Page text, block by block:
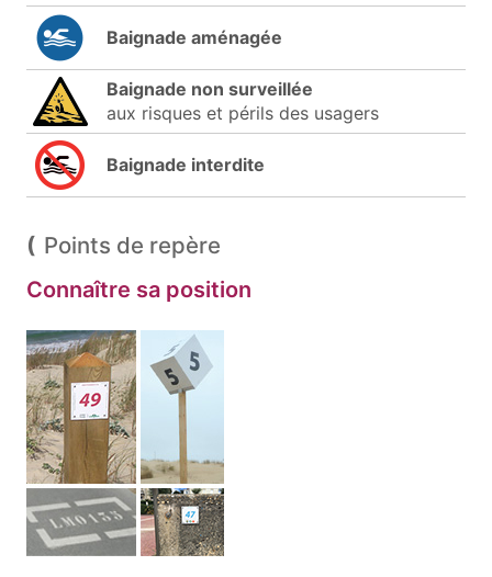
Baignade aménagée
Baignade non surveillée
aux risques et périls des usagers
Baignade interdite
Points de repère
Connaître sa position